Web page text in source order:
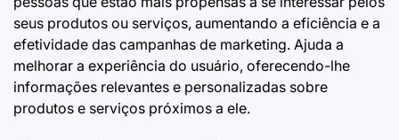
seus produtos ou serviços, aumentando a eficiência e a
efetividade das campanhas de marketing. Ajuda a
melhorar a experiência do usuário, oferecendo-lhe
informações relevantes e personalizadas sobre
produtos e serviços próximos a ele.